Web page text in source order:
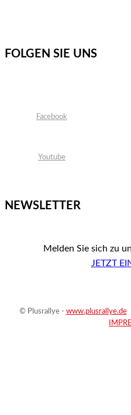
FOLGEN SIE UNS
Facebook
Youtube
NEWSLETTER
Melden Sie sich zu
JETZT
© Plusrallye - www.plusrallye.de|